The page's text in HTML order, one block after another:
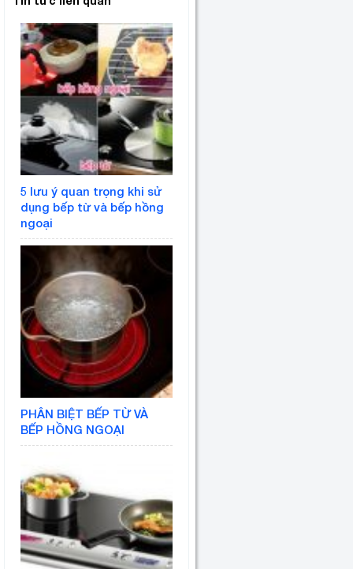
5 lưu ý quan trọng khi sử
dụng bếp từ và bếp hồng
ngoại
PHÂN BIỆT BẾP TỪ VÀ
BẾP HỒNG NGOẠI